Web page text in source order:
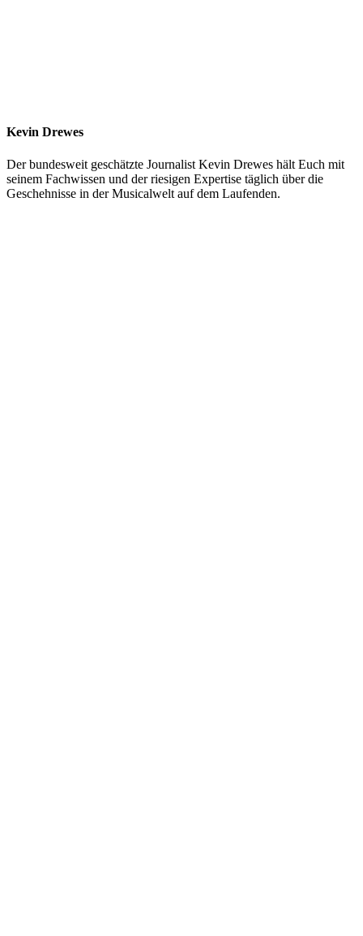
Kevin Drewes
Der bundesweit geschätzte Journalist Kevin Drewes hält Euch mit
seinem Fachwissen und der riesigen Expertise täglich über die
Geschehnisse in der Musicalwelt auf dem Laufenden.